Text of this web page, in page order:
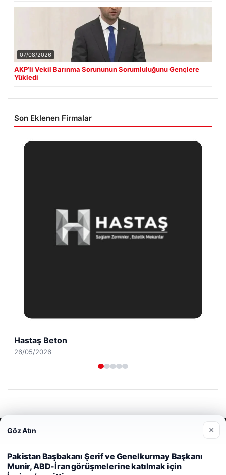
07/08/2026
AKP’li Vekil Barınma Sorununun Sorumluluğunu Gençlere
Yükledi
Son Eklenen Firmalar
Hastaş Beton
26/05/2026
© 2026 Portal Haber – Güncel Haberler
deneyiminizi kişiselleştirmek ve geliştirmek amacıyla çerezler
kullanıyoruz.Çerez Politikamız
Göz Atın ×
Pakistan Başbakanı Şerif ve Genelkurmay Başkanı
Munir, ABD-İran görüşmelerine katılmak için
malta work and study|
lemagrup.com.tr